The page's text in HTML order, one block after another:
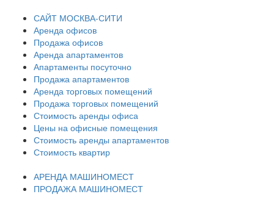
САЙТ МОСКВА-СИТИ
Аренда офисов
Продажа офисов
Аренда апартаментов
Апартаменты посуточно
Продажа апартаментов
Аренда торговых помещений
Продажа торговых помещений
Стоимость аренды офиса
Цены на офисные помещения
Стоимость аренды апартаментов
Стоимость квартир
АРЕНДА МАШИНОМЕСТ
ПРОДАЖА МАШИНОМЕСТ